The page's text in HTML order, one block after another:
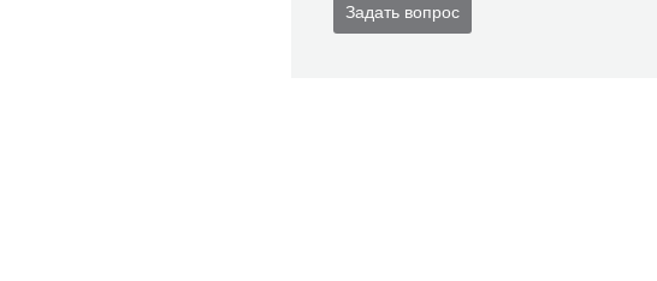
Задать вопрос